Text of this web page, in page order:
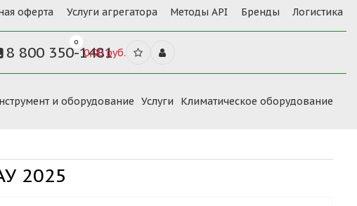
оферта Услуги агрегатора Методы API Бренды Логистика
8 800 350-1481
0
0,00 руб.
и оборудование Услуги Климатическое оборудование
2025